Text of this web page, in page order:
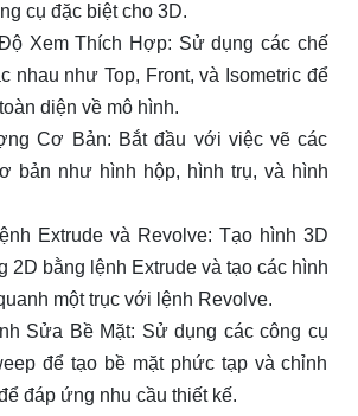
cụ đặc biệt cho 3D.
Xem Thích Hợp: Sử dụng các chế
nhau như Top, Front, và Isometric để
diện về mô hình.
Cơ Bản: Bắt đầu với việc vẽ các
bản như hình hộp, hình trụ, và hình
Extrude và Revolve: Tạo hình 3D
2D bằng lệnh Extrude và tạo các hình
một trục với lệnh Revolve.
Sửa Bề Mặt: Sử dụng các công cụ
để tạo bề mặt phức tạp và chỉnh
đáp ứng nhu cầu thiết kế.